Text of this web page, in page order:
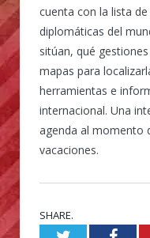
cuenta con la lista
diplomáticas del
sitúan, qué
mapas para
herramientas e
internacional. Una
agenda al momento
vacaciones.
SHARE.